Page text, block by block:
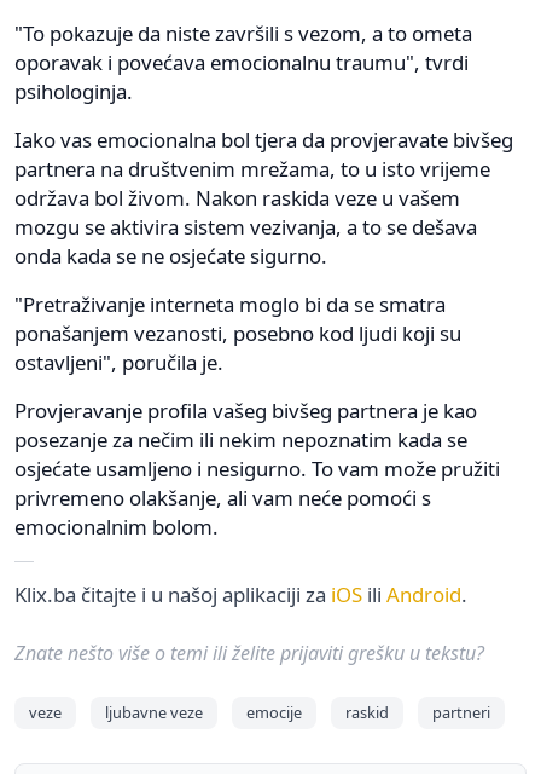
"To pokazuje da niste završili s vezom, a to ometa
oporavak i povećava emocionalnu traumu", tvrdi
psihologinja.
Iako vas emocionalna bol tjera da provjeravate bivšeg
partnera na društvenim mrežama, to u isto vrijeme
održava bol živom. Nakon raskida veze u vašem
mozgu se aktivira sistem vezivanja, a to se dešava
onda kada se ne osjećate sigurno.
"Pretraživanje interneta moglo bi da se smatra
ponašanjem vezanosti, posebno kod ljudi koji su
ostavljeni", poručila je.
Provjeravanje profila vašeg bivšeg partnera je kao
posezanje za nečim ili nekim nepoznatim kada se
osjećate usamljeno i nesigurno. To vam može pružiti
privremeno olakšanje, ali vam neće pomoći s
emocionalnim bolom.
Klix.ba čitajte i u našoj aplikaciji za iOS ili Android.
Znate nešto više o temi ili želite prijaviti grešku u tekstu?
veze ljubavne veze emocije raskid partneri